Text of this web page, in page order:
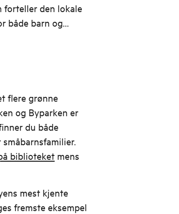
forteller den lokale
både barn og
flere grønne
og Byparken er
du både
biblioteketmens
mest kjente
fremste eksempel